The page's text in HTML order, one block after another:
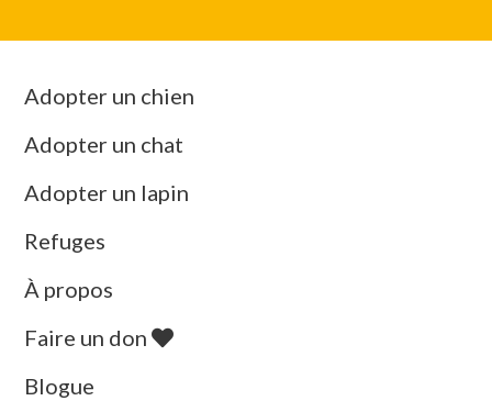
Adopter un chien
Adopter un chat
Adopter un lapin
Refuges
À propos
Faire un don
Blogue